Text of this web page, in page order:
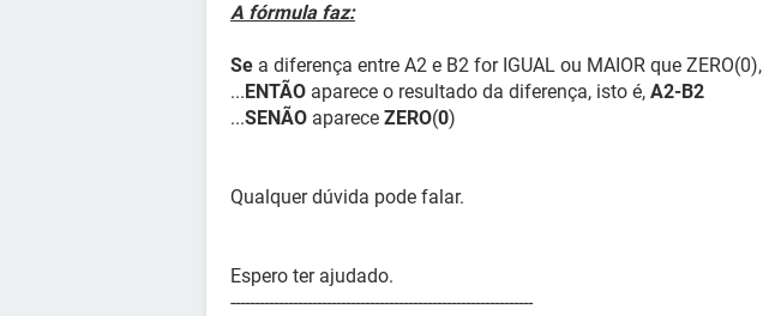
A fórmula faz:
Se a diferença entre A2 e B2 for IGUAL ou MAIOR que ZERO(0),
...ENTÃO aparece o resultado da diferença, isto é, A2-B2
...SENÃO aparece ZERO(0)
Qualquer dúvida pode falar.
Espero ter ajudado.
---------------------------------------------------------------